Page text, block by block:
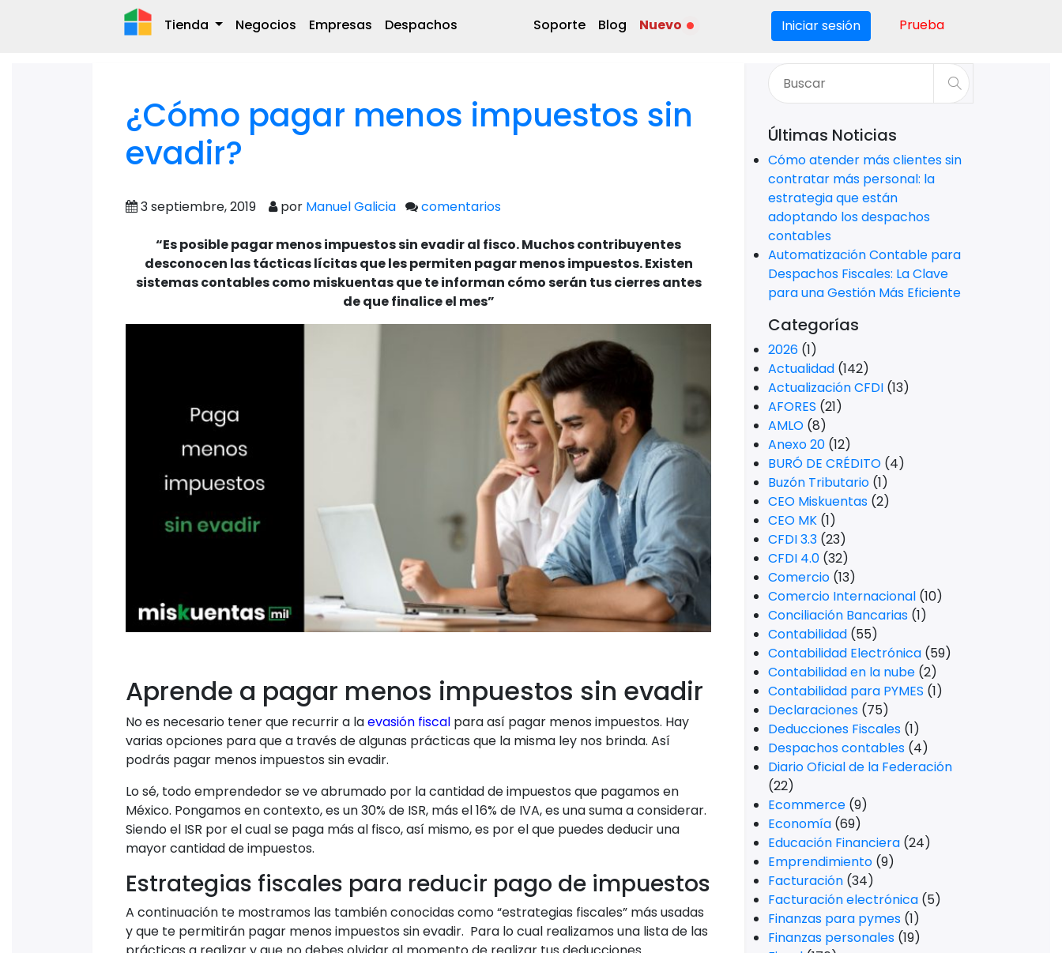
Tienda Negocios Empresas Despachos Soporte Blog Nuevo Iniciar sesión Prueba
¿Cómo pagar menos impuestos sin
evadir?
3 septiembre, 2019 por Manuel Galicia comentarios
“Es posible pagar menos impuestos sin evadir al fisco. Muchos contribuyentes
desconocen las tácticas lícitas que les permiten pagar menos impuestos. Existen
sistemas contables como miskuentas que te informan cómo serán tus cierres antes
de que finalice el mes”
Aprende a pagar menos impuestos sin evadir
No es necesario tener que recurrir a laevasión fiscal para así pagar menos impuestos. Hay
varias opciones para que a través de algunas prácticas que la misma ley nos brinda. Así
podrás pagar menos impuestos sin evadir.
Lo sé, todo emprendedor se ve abrumado por la cantidad de impuestos que pagamos en
México. Pongamos en contexto, es un 30% de ISR, más el 16% de IVA, es una suma a considerar.
Siendo el ISR por el cual se paga más al fisco, así mismo, es por el que puedes deducir una
mayor cantidad de impuestos.
Estrategias fiscales para reducir pago de impuestos
A continuación te mostramos las también conocidas como “estrategias fiscales” más usadas
y que te permitirán pagar menos impuestos sin evadir. Para lo cual realizamos una lista de las
Últimas Noticias
Cómo atender más clientes sin
contratar más personal: la
estrategia que están
adoptando los despachos
contables
Automatización Contable para
Despachos Fiscales: La Clave
para una Gestión Más Eficiente
Categorías
2026 (1)
Actualidad (142)
Actualización CFDI (13)
AFORES (21)
AMLO (8)
Anexo 20 (12)
BURÓ DE CRÉDITO (4)
Buzón Tributario (1)
CEO Miskuentas (2)
CEO MK (1)
CFDI 3.3 (23)
CFDI 4.0 (32)
Comercio (13)
Comercio Internacional (10)
Conciliación Bancarias (1)
Contabilidad (55)
Contabilidad Electrónica (59)
Contabilidad en la nube (2)
Contabilidad para PYMES (1)
Declaraciones (75)
Deducciones Fiscales (1)
Despachos contables (4)
Diario Oficial de la Federación
(22)
Ecommerce (9)
Economía (69)
Educación Financiera (24)
Emprendimiento (9)
Facturación (34)
Facturación electrónica (5)
Finanzas para pymes (1)
Finanzas personales (19)